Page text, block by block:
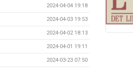
2024-04-04 19:18
2024-04-03 19:53
2024-04-02 18:13
2024-04-01 19:11
2024-03-23 07:50